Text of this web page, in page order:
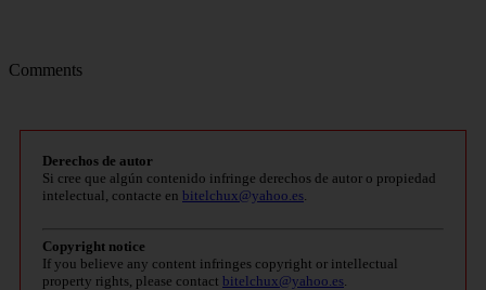
Comments
Derechos de autor
Si cree que algún contenido infringe derechos de autor o propiedad
intelectual, contacte en bitelchux@yahoo.es
Copyright notice
If you believe any content infringes copyright or intellectual
property rights, please contact bitelchux@yahoo.es